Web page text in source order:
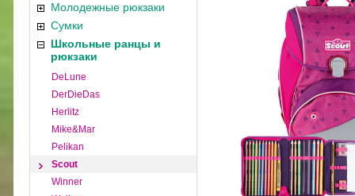
Молодежные рюкзаки
Сумки
Школьные ранцы и
рюкзаки
DeLune
DerDieDas
Herlitz
Mike&Mar
Pelikan
Scout
Winner